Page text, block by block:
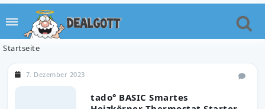
Startseite
tado° BASIC Smartes
7. Dezember 2023